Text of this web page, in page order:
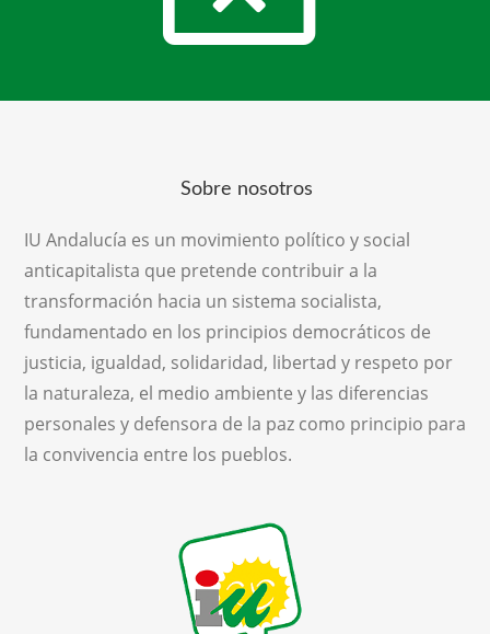
Sobre nosotros
IU Andalucía es un movimiento político y social
anticapitalista que pretende contribuir a la
transformación hacia un sistema socialista,
fundamentado en los principios democráticos de
justicia, igualdad, solidaridad, libertad y respeto por
la naturaleza, el medio ambiente y las diferencias
personales y defensora de la paz como principio para
la convivencia entre los pueblos.